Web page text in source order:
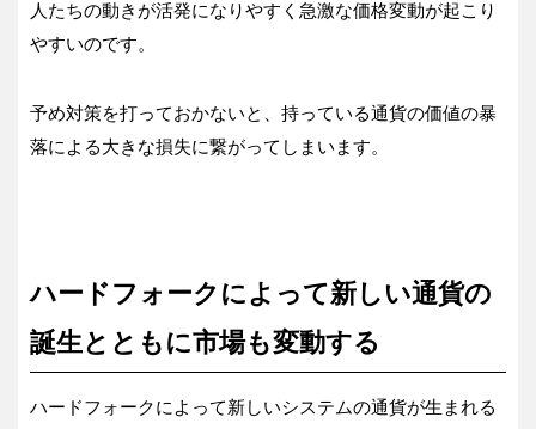
人たちの動きが活発になりやすく急激な価格変動が起こり
やすいのです。
予め対策を打っておかないと、持っている通貨の価値の暴
落による大きな損失に繋がってしまいます。
ハードフォークによって新しい通貨の
誕生とともに市場も変動する
ハードフォークによって新しいシステムの通貨が生まれる